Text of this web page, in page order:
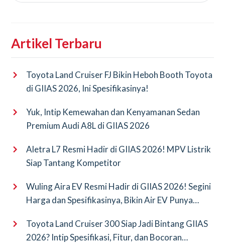
Artikel Terbaru
Toyota Land Cruiser FJ Bikin Heboh Booth Toyota
di GIIAS 2026, Ini Spesifikasinya!
Yuk, Intip Kemewahan dan Kenyamanan Sedan
Premium Audi A8L di GIIAS 2026
Aletra L7 Resmi Hadir di GIIAS 2026! MPV Listrik
Siap Tantang Kompetitor
Wuling Aira EV Resmi Hadir di GIIAS 2026! Segini
Harga dan Spesifikasinya, Bikin Air EV Punya
Toyota Land Cruiser 300 Siap Jadi Bintang GIIAS
2026? Intip Spesifikasi, Fitur, dan Bocoran